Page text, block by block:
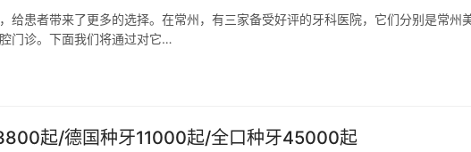
给患者带来了更多的选择。在常州，有三家备受好评的牙科医院，它们分别是常州
门诊。下面我们将通过对它…
起/德国种牙11000起/全口种牙45000起